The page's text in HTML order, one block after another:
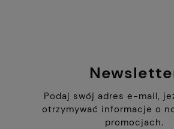
Podaj swój adres e-mail,
otrzymywać informacje o
promocjach.